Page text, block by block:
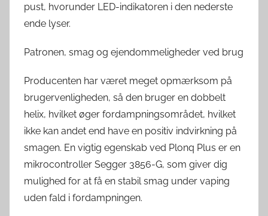
pust, hvorunder LED-indikatoren i den nederste
ende lyser.
Patronen, smag og ejendommeligheder ved brug
Producenten har været meget opmærksom på
brugervenligheden, så den bruger en dobbelt
helix, hvilket øger fordampningsområdet, hvilket
ikke kan andet end have en positiv indvirkning på
smagen. En vigtig egenskab ved Plonq Plus er en
mikrocontroller Segger 3856-G, som giver dig
mulighed for at få en stabil smag under vaping
uden fald i fordampningen.